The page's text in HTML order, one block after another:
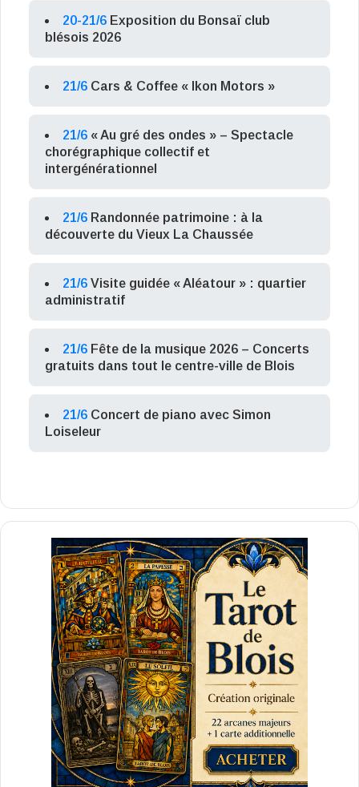
20-21/6 Exposition du Bonsaï club
blésois 2026
21/6 Cars & Coffee « Ikon Motors »
21/6 « Au gré des ondes » – Spectacle
chorégraphique collectif et
intergénérationnel
21/6 Randonnée patrimoine : à la
découverte du Vieux La Chaussée
21/6 Visite guidée « Aléatour » : quartier
administratif
21/6 Fête de la musique 2026 – Concerts
gratuits dans tout le centre-ville de Blois
21/6 Concert de piano avec Simon
Loiseleur